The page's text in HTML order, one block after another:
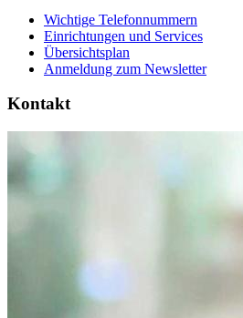
Wichtige Telefonnummern
Einrichtungen und Services
Übersichtsplan
Anmeldung zum Newsletter
Kontakt